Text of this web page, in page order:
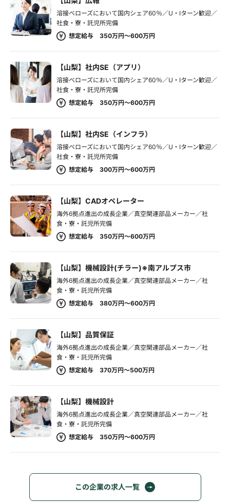
溶接べローズにおいて国内シェア60％／U・Iターン歓迎／
社食・寮・託児所完備
想定給与 350万円～600万円
【山梨】社内SE（アプリ）
溶接べローズにおいて国内シェア60％／U・Iターン歓迎／
社食・寮・託児所完備
想定給与 350万円～600万円
【山梨】社内SE（インフラ）
溶接べローズにおいて国内シェア60％／U・Iターン歓迎／
社食・寮・託児所完備
想定給与 300万円～600万円
【山梨】CADオペレーター
海外6拠点進出の成長企業／真空関連部品メーカー／社
食・寮・託児所完備
想定給与 350万円～600万円
【山梨】機械設計(チラー)※南アルプス市
海外6拠点進出の成長企業／真空関連部品メーカー／社
食・寮・託児所完備
想定給与 380万円～600万円
【山梨】品質保証
海外6拠点進出の成長企業／真空関連部品メーカー／社
食・寮・託児所完備
想定給与 370万円～500万円
【山梨】機械設計
海外6拠点進出の成長企業／真空関連部品メーカー／社
食・寮・託児所完備
想定給与 350万円～600万円
この企業の求人一覧